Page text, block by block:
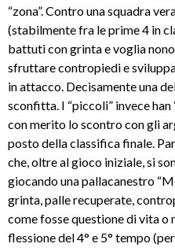
“zona”. Contro una squadra
(stabilmente fra le prime 4 in
battuti con grinta e voglia
sfruttare contropiedi e
in attacco. Decisamente una
sconfitta. I “piccoli” invece
con merito lo scontro con gli
posto della classifica finale.
che, oltre al gioco iniziale, si
giocando una pallacanestro
grinta, palle recuperate,
come fosse questione di vita
flessione del 4° e 5° tempo